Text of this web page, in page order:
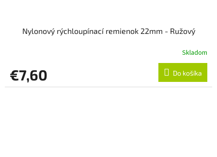
Nylonový rýchloupínací remienok 22mm - Ružový
Skladom
€7,60 Do košíka